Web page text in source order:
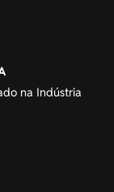
na Indústria